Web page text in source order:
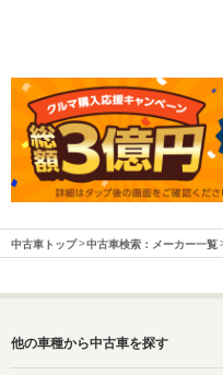
中古車トップ 中古車検索：メーカー一覧
他の車種から中古車を探す